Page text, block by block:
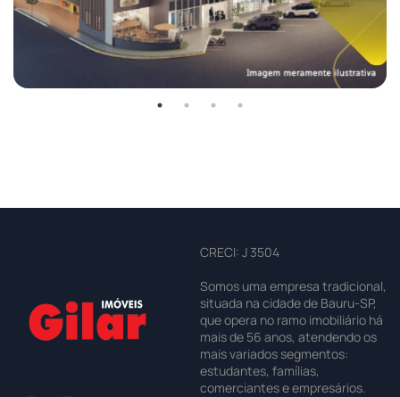
CRECI: J 3504
Somos uma empresa tradicional,
situada na cidade de Bauru-SP,
que opera no ramo imobiliário há
mais de 56 anos, atendendo os
mais variados segmentos:
estudantes, famílias,
comerciantes e empresários.